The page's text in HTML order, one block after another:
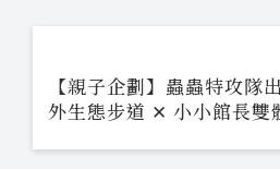
【親子企劃】蟲蟲特攻隊
外生態步道 ✕ 小小館長雙